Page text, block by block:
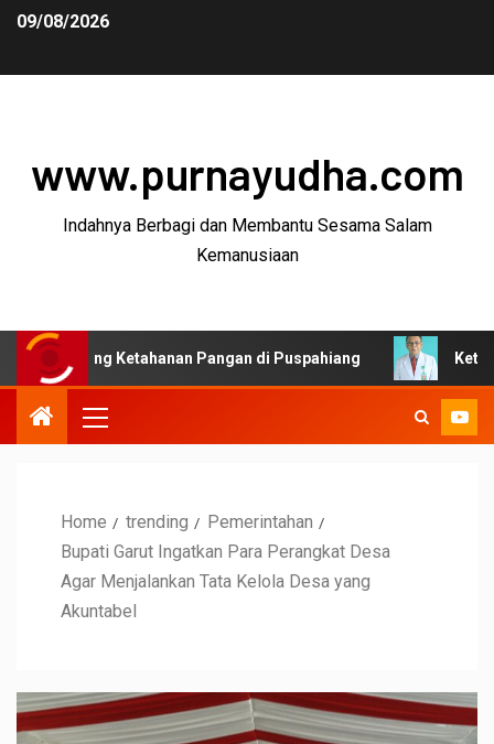
09/08/2026
www.purnayudha.com
Indahnya Berbagi dan Membantu Sesama Salam
Kemanusiaan
Ketahanan Pangan di Puspahiang Ketua MKEK
Home trending
Pemerintahan
Bupati Garut Ingatkan Para Perangkat Desa
Agar Menjalankan Tata Kelola Desa yang
Akuntabel